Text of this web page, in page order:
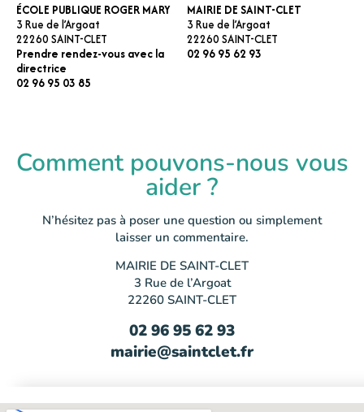
ÉCOLE PUBLIQUE ROGER MARY
3 Rue de l’Argoat
22260 SAINT-CLET
Prendre rendez-vous avec la
directrice
02 96 95 03 85
MAIRIE DE SAINT-CLET
3 Rue de l’Argoat
22260 SAINT-CLET
02 96 95 62 93
Comment pouvons-nous vous
aider ?
N’hésitez pas à poser une question ou simplement
laisser un commentaire.
MAIRIE DE SAINT-CLET
3 Rue de l’Argoat
22260 SAINT-CLET
02 96 95 62 93
mairie@saintclet.fr